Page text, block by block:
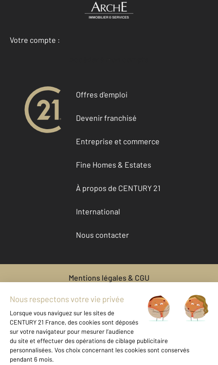
Votre compte :
Accéder à mon compte
Offres d'emploi
Devenir franchisé
Entreprise et commerce
Fine Homes & Estates
À propos de CENTURY 21
International
Nous contacter
Mentions légales & CGU
Gestionnaire des cookies
Vente bien immobilier ST LOUP GEANGES